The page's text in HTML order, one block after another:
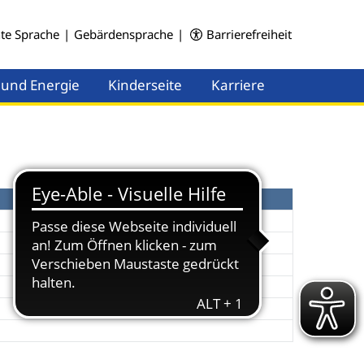
Sprache | Gebärdensprache | Barrierefreiheit
Energie
Kinderseite
Karriere